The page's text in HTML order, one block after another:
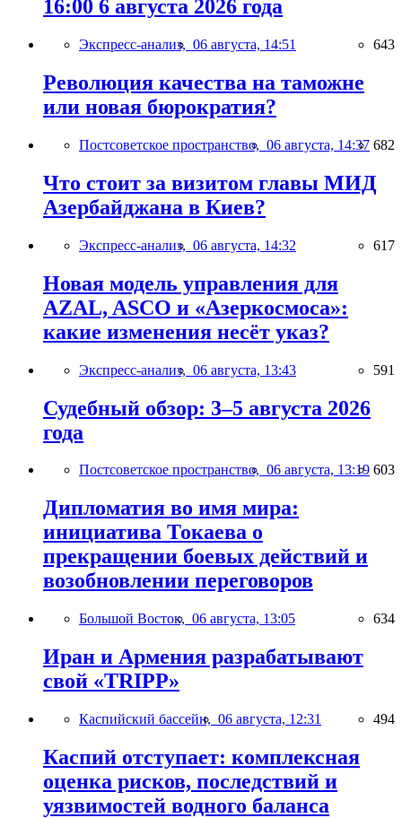
16:00 6 августа 2026 года
Экспресс-анализ, 06 августа, 14:51 643
Революция качества на таможне
или новая бюрократия?
Постсоветское пространство, 06 августа, 14:37 682
Что стоит за визитом главы МИД
Азербайджана в Киев?
Экспресс-анализ, 06 августа, 14:32 617
Новая модель управления для
AZAL, ASCO и «Азеркосмоса»:
какие изменения несёт указ?
Экспресс-анализ, 06 августа, 13:43 591
Судебный обзор: 3–5 августа 2026
года
Постсоветское пространство, 06 августа, 13:19 603
Дипломатия во имя мира:
инициатива Токаева о
прекращении боевых действий и
возобновлении переговоров
Большой Восток, 06 августа, 13:05 634
Иран и Армения разрабатывают
свой «TRIPP»
Каспийский бассейн, 06 августа, 12:31 494
Каспий отступает: комплексная
оценка рисков, последствий и
уязвимостей водного баланса